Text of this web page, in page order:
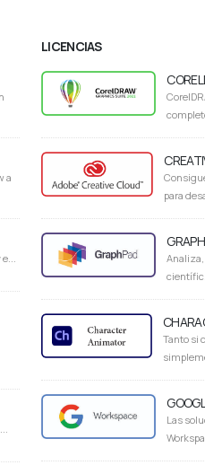
a
LICENCIAS
para
Tanto si
Las